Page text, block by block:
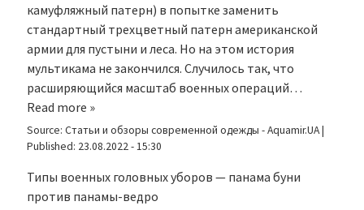
камуфляжный патерн) в попытке заменить
стандартный трехцветный патерн американской
армии для пустыни и леса. Но на этом история
мультикама не закончился. Случилось так, что
расширяющийся масштаб военных операций…
Read more »
Source: Статьи и обзоры современной одежды - Aquamir.UA|
Published: 23.08.2022 - 15:30
Типы военных головных уборов — панама буни
против панамы-ведро